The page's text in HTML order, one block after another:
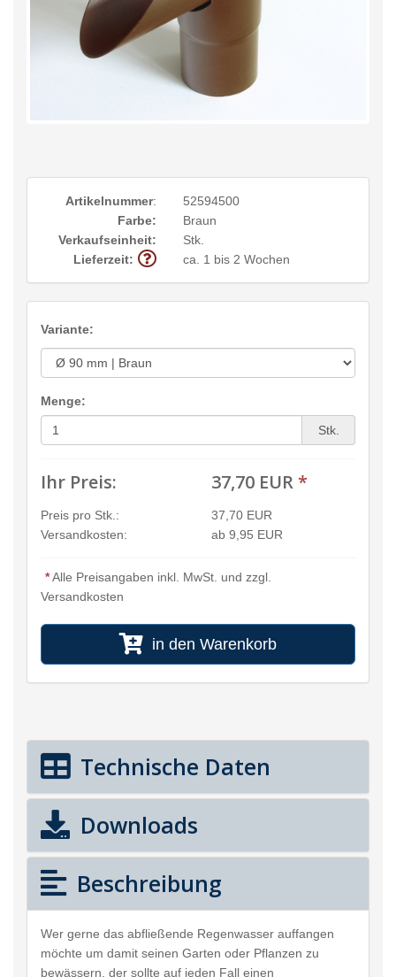
Artikelnummer:
52594500
Farbe:
Braun
Verkaufseinheit:
Stk.
Lieferzeit:
ca. 1 bis 2 Wochen
Variante:
Menge:
Stk.
Ihr Preis: 37,70 EUR*
Preis pro Stk.:
37,70 EUR
Versandkosten:
ab 9,95 EUR
*Alle Preisangaben inkl. MwSt. und zzgl.
Versandkosten
in den Warenkorb
Technische Daten
Downloads
Beschreibung
Wer gerne das abfließende Regenwasser auffangen
möchte um damit seinen Garten oder Pflanzen zu
bewässern, der sollte auf jeden Fall einen